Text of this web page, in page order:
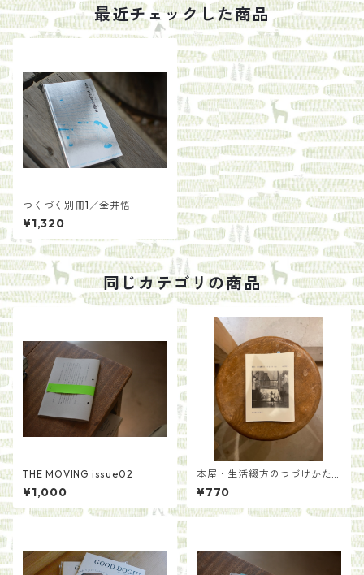
最近チェックした商品
つくづく別冊1／金井悟
¥1,320
同じカテゴリの商品
THE MOVING issue02
¥1,000
本屋・生活綴方のつづけかた/
中岡祐介
¥770